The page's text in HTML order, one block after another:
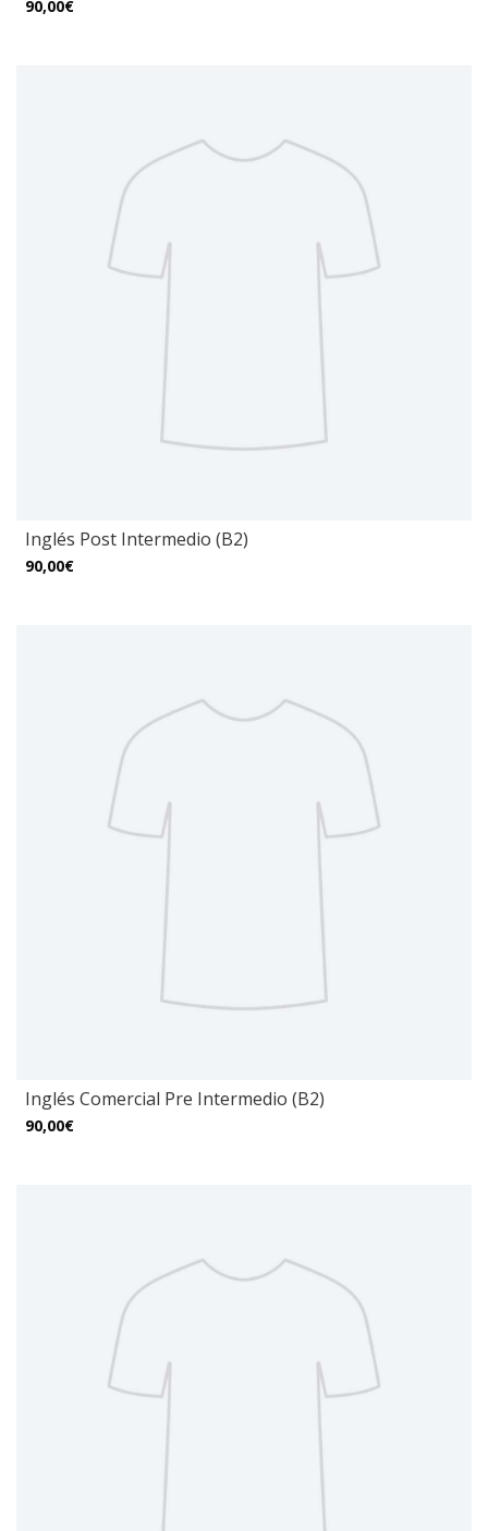
90,00€
Inglés Post Intermedio (B2)
90,00€
Inglés Comercial Pre Intermedio (B2)
90,00€